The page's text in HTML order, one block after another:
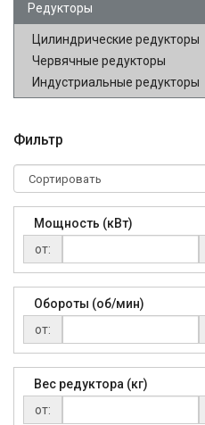
Редукторы
Цилиндрические редукторы
Червячные редукторы
Индустриальные редукторы
Фильтр
Мощность (кВт)
от:
Обороты (об/мин)
от:
Вес редуктора (кг)
от: